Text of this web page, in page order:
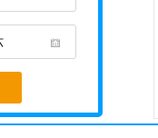
1
1